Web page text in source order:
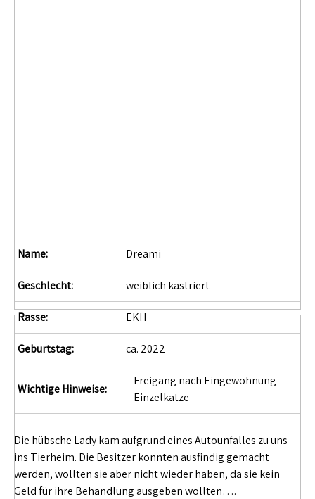
Name: Dreami
Geschlecht: weiblich kastriert
Rasse: EKH
Geburtstag: ca. 2022
Wichtige Hinweise:
– Freigang nach Eingewöhnung
– Einzelkatze
Die hübsche Lady kam aufgrund eines Autounfalles zu uns
ins Tierheim. Die Besitzer konnten ausfindig gemacht
werden, wollten sie aber nicht wieder haben, da sie kein
Geld für ihre Behandlung ausgeben wollten….